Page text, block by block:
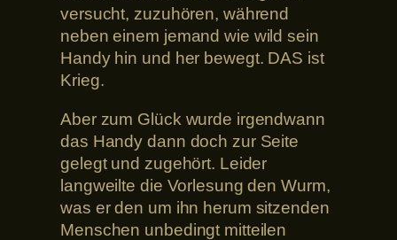
versucht, zuzuhören, während
neben einem jemand wie wild sein
Handy hin und her bewegt. DAS ist
Krieg.
Aber zum Glück wurde irgendwann
das Handy dann doch zur Seite
gelegt und zugehört. Leider
langweilte die Vorlesung den Wurm,
was er den um ihn herum sitzenden
Menschen unbedingt mitteilen